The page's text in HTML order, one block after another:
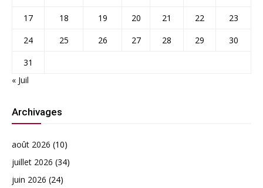
17
18 19 20 21 22
23
24
25 26 27 28 29
30
31
« Juil
Archivages
août 2026 (10)
juillet 2026 (34)
juin 2026 (24)